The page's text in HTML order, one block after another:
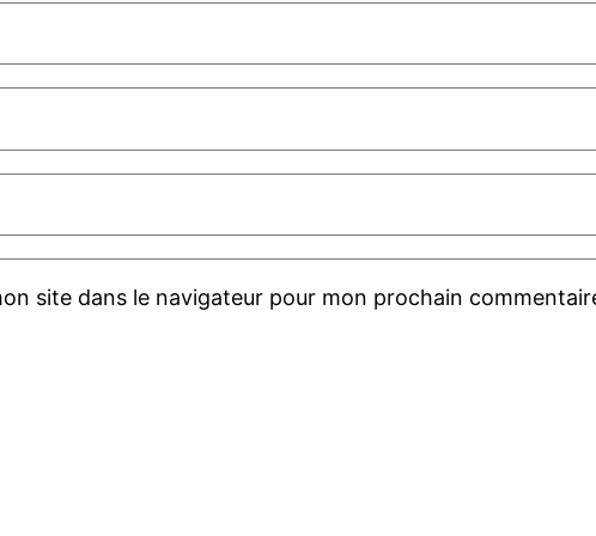
site dans le navigateur pour mon prochain